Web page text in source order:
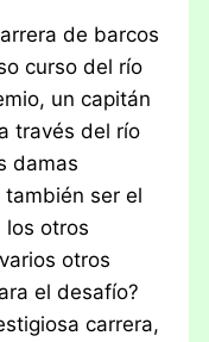
de barcos
curso del río
un capitán
través del río
damas
ser el
los otros
otros
el desafío?
carrera,